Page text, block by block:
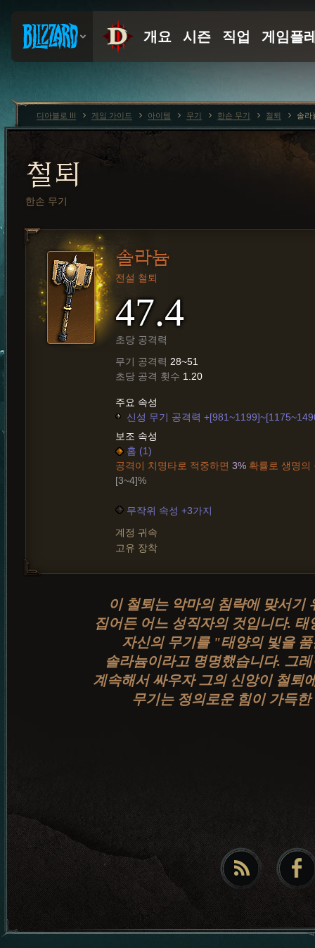
철퇴
한손 무기
솔라늄
전설 철퇴
47.4
초당 공격력
무기 공격력 28~51
초당 공격 횟수 1.20
주요 속성
신성 무기 공격력
보조 속성
홈 (1)
공격이 치명타로 적중하면 3% 확률로 생명의
[3~4]%
무작위 속성 +3가지
계정 귀속
고유 장착
이 철퇴는 악마의 침략에 맞서기
집어든 어느 성직자의 것입니다.
자신의 무기를 "태양의 빛을
솔라늄이라고 명명했습니다. 그
계속해서 싸우자 그의 신앙이 철퇴
무기는 정의로운 힘이 가득
디아블로 III 게임 가이드 아이템 무기 한손 무기 철퇴 솔라